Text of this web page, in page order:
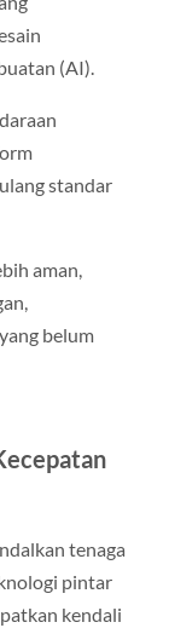
(AI).
standar
aman,
belum
tenaga
pintar
kendali